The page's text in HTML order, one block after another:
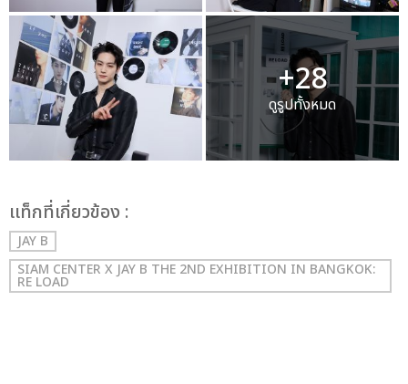
+28
ดูรูปทั้งหมด
เเท็กที่เกี่ยวข้อง :
JAY B
SIAM CENTER X JAY B THE 2ND EXHIBITION IN BANGKOK:
RE LOAD